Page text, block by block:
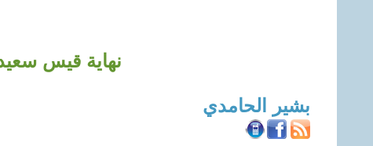
نهاية قيس
بشير الحامدي